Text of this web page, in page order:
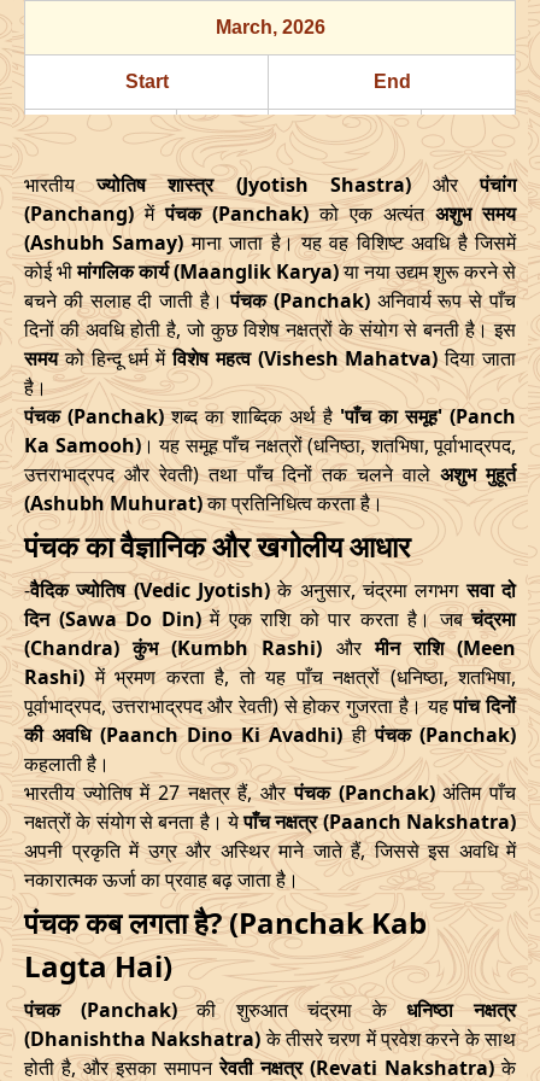
13/06/2026 16:07 Swarglok 14/06/2026
18/06/2026 08:16 Mrityulok 08/06/2026
21/06/2026 15:21
Mrityulok
-Patallok
22/06/2026
25/06/2026 07:11 Patallok 25/06/2026
29/06/2026 03:06 Patallok 29/06/2026
July, 2026
Start
Bhadra
Name
End
Date Time Date
02/07/2026 22:29 Patallok 03/07/2026
06/07/2026 13:47 Mrityulok 07/07/2026
09/07/2026 21:27 Swarglok 10/07/2026
12/07/2026 22:29 Swarglok 13/07/2026
17/07/2026 17:35 Mrityulok 18/07/2026
21/07/2026 04:02 Patallok 21/07/2026
24/07/2026 22:23 Swarglok 25/07/2026
28/07/2026 18:18 Patallok 29/07/2026
August, 2026
Start
Bhadra
Name
End
Date Time Date
01/08/2026 10:49 Mrityulok 01/08/2026
March, 2026
Start End
Date Time Date Time
16/03/2026 18:08 21/03/2026 02:27
April, 2026
Start End
Date Time Date Time
13/04/2026 3:38 17/04/2026 12:02
May, 2026
Start End
Date Time Date
10/05/2026 12:06 14/05/2026 22:43
June, 2026
Start End
Date Time Date Time
06/06/2026 18:58 11/06/2026 8:15
July, 2026
Start End
Date Time Date Time
04/07/2026 0:45 08/07/2026 15:59
भारतीयज्योतिष शास्त्र (Jyotish Shastra)औरपंचांग
(Panchang)मेंपंचक (Panchak)को एक अत्यंतअशुभ समय
(Ashubh Samay)माना जाता है। यह वह विशिष्ट अवधि है जिसमें
कोई भीमांगलिक कार्य (Maanglik Karya)या नया उद्यम शुरू करने से
बचने की सलाह दी जाती है।पंचक (Panchak)अनिवार्य रूप से पाँच
दिनों की अवधि होती है, जो कुछ विशेष नक्षत्रों के संयोग से बनती है। इस
समयको हिन्दू धर्म मेंविशेष महत्व (Vishesh Mahatva)दिया जाता
है।
पंचक (Panchak)शब्द का शाब्दिक अर्थ है 'पाँच का समूह' (Panch
Ka Samooh)। यह समूह पाँच नक्षत्रों (धनिष्ठा, शतभिषा, पूर्वाभाद्रपद,
उत्तराभाद्रपद और रेवती) तथा पाँच दिनों तक चलने वालेअशुभ मुहूर्त
(Ashubh Muhurat)का प्रतिनिधित्व करता है।
पंचक का वैज्ञानिक और खगोलीय आधार
-वैदिक ज्योतिष (Vedic Jyotish)के अनुसार, चंद्रमा लगभगसवा दो
दिन (Sawa Do Din)में एक राशि को पार करता है। जबचंद्रमा
(Chandra) कुंभ (Kumbh Rashi) औरमीन राशि (Meen
Rashi)में भ्रमण करता है, तो यह पाँच नक्षत्रों (धनिष्ठा, शतभिषा,
पूर्वाभाद्रपद, उत्तराभाद्रपद और रेवती) से होकर गुजरता है। यहपांच दिनों
की अवधि (Paanch Dino Ki Avadhi)हीपंचक (Panchak)
कहलाती है।
भारतीय ज्योतिष में 27 नक्षत्र हैं, औरपंचक (Panchak)अंतिम पाँच
नक्षत्रों के संयोग से बनता है। येपाँच नक्षत्र (Paanch Nakshatra)
अपनी प्रकृति में उग्र और अस्थिर माने जाते हैं, जिससे इस अवधि में
नकारात्मक ऊर्जा का प्रवाह बढ़ जाता है।
पंचक कब लगता है? (Panchak Kab
Lagta Hai)
पंचक (Panchak)की शुरुआत चंद्रमा केधनिष्ठा नक्षत्र
(Dhanishtha Nakshatra)के तीसरे चरण में प्रवेश करने के साथ
होती है, और इसका समापनरेवती नक्षत्र (Revati Nakshatra)के